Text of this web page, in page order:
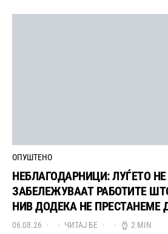
ОПУШТЕНО
НЕБЛАГОДАРНИЦИ: ЛУЃЕТО НЕ
ЗАБЕЛЕЖУВААТ РАБОТИТЕ
НИВ ДОДЕКА НЕ ПРЕСТАНЕМЕ
06.08.26 ЧИТАЈ БЕ 2 MIN